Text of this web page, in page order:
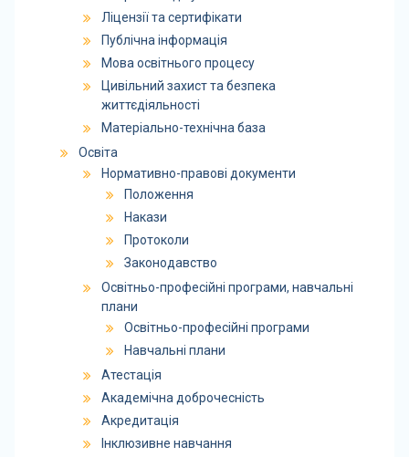
Ліцензії та сертифікати
Публічна інформація
Мова освітнього процесу
Цивільний захист та безпека
життєдіяльності
Матеріально-технічна база
Освіта
Нормативно-правові документи
Положення
Накази
Протоколи
Законодавство
Освітньо-професійні програми, навчальні
плани
Освітньо-професійні програми
Навчальні плани
Атестація
Академічна доброчесність
Акредитація
Інклюзивне навчання